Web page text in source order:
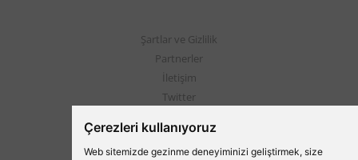
Çerezleri kullanıyoruz
Web sitemizde gezinme deneyiminizi geliştirmek, size
Şartlar ve Gizlilik
Partnerler
İletişim
Twitter